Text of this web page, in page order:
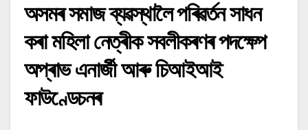
অসমৰ সমাজ ব্যৱস্থালৈ পৰিৱৰ্তন সাধন
কৰা মহিলা নেত্ৰীক সবলীকৰণৰ পদক্ষেপ
অপ্ৰাভ এনাৰ্জী আৰু চিআইআই
ফাউণ্ডেচনৰ